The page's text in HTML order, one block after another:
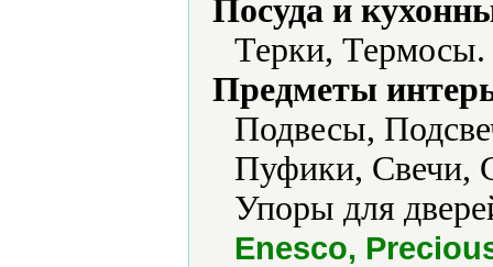
Посуда и
Терки,
Предметы
Подвесы,
Пуфики, Свечи,
Упоры для
Enesco,